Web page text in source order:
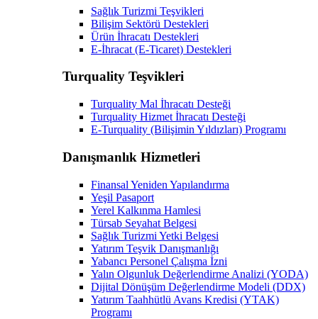
Sağlık Turizmi Teşvikleri
Bilişim Sektörü Destekleri
Ürün İhracatı Destekleri
E-İhracat (E-Ticaret) Destekleri
Turquality Teşvikleri
Turquality Mal İhracatı Desteği
Turquality Hizmet İhracatı Desteği
E-Turquality (Bilişimin Yıldızları) Programı
Danışmanlık Hizmetleri
Finansal Yeniden Yapılandırma
Yeşil Pasaport
Yerel Kalkınma Hamlesi
Türsab Seyahat Belgesi
Sağlık Turizmi Yetki Belgesi
Yatırım Teşvik Danışmanlığı
Yabancı Personel Çalışma İzni
Yalın Olgunluk Değerlendirme Analizi (YODA)
Dijital Dönüşüm Değerlendirme Modeli (DDX)
Yatırım Taahhütlü Avans Kredisi (YTAK)
Programı